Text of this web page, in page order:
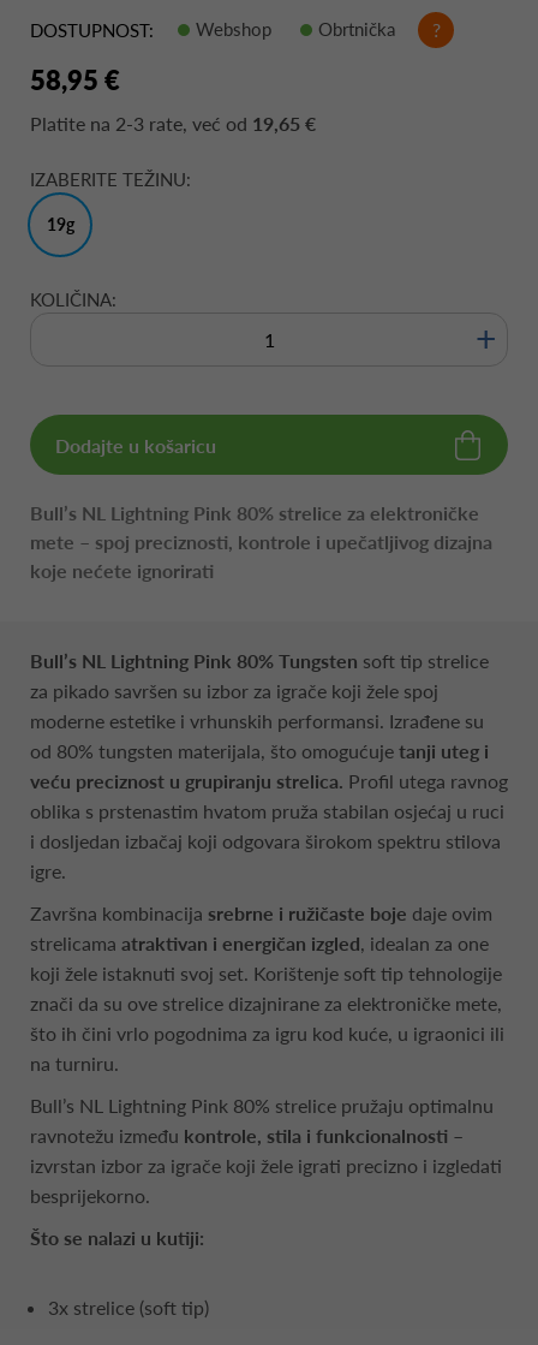
DOSTUPNOST:
Webshop Obrtnička ?
58,95 €
Platite na 2-3 rate, već od 19,65 €
IZABERITE TEŽINU:
19g
KOLIČINA:
+
Dodajte u košaricu
Bull’s NL Lightning Pink 80% strelice za elektroničke
mete – spoj preciznosti, kontrole i upečatljivog dizajna
koje nećete ignorirati
Bull’s NL Lightning Pink 80% Tungsten soft tip strelice
za pikado savršen su izbor za igrače koji žele spoj
moderne estetike i vrhunskih performansi. Izrađene su
od 80% tungsten materijala, što omogućuje tanji uteg i
veću preciznost u grupiranju strelica. Profil utega ravnog
oblika s prstenastim hvatom pruža stabilan osjećaj u ruci
i dosljedan izbačaj koji odgovara širokom spektru stilova
igre.
Završna kombinacija srebrne i ružičaste boje daje ovim
strelicama atraktivan i energičan izgled, idealan za one
koji žele istaknuti svoj set. Korištenje soft tip tehnologije
znači da su ove strelice dizajnirane za elektroničke mete,
što ih čini vrlo pogodnima za igru kod kuće, u igraonici ili
na turniru.
Bull’s NL Lightning Pink 80% strelice pružaju optimalnu
ravnotežu između kontrole, stila i funkcionalnosti –
izvrstan izbor za igrače koji žele igrati precizno i izgledati
besprijekorno.
Što se nalazi u kutiji:
3x strelice (soft tip)